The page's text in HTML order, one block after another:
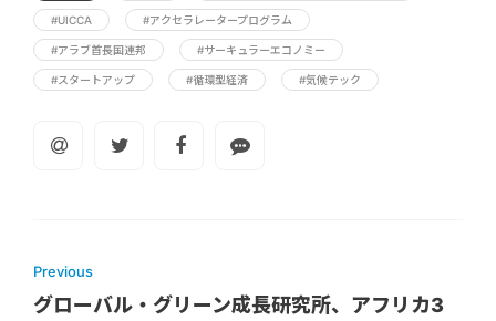
#UICCA #アクセラレータープログラム
#アラブ首長国連邦 #サーキュラーエコノミー
#スタートアップ #循環型経済 #気候テック
Previous
グローバル・グリーン成長研究所、アフリカ3